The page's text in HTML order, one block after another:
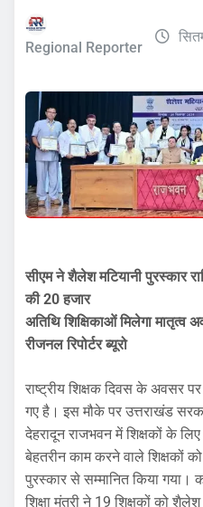
Regional Reporter
सीएम ने शैलेश मटियानी पुरस्कार
की 20 हजार
अतिथि शिक्षिकाओं मिलेगा मातृत्व
रीजनल रिपोर्टर ब्यूरो
राष्ट्रीय शिक्षक दिवस के अवसर
गए है। इस मौके पर उत्तराखंड
देहरादून राजभवन में शिक्षकों के
बेहतरीन काम करने वाले शिक्षकों
पुरस्कार से सम्मानित किया गया।
शिक्षा मंत्री ने 19 शिक्षकों को